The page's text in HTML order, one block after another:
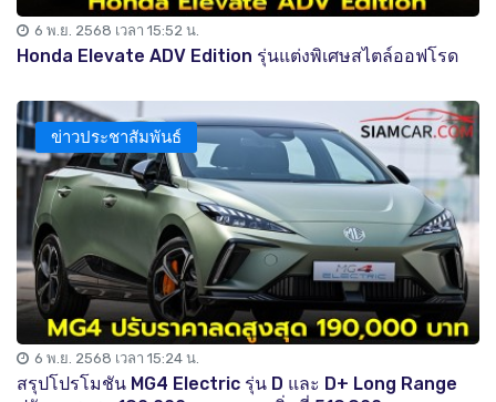
6 พ.ย. 2568 เวลา 15:52 น.
Honda Elevate ADV Edition รุ่นแต่งพิเศษสไตล์ออฟโรด
ข่าวประชาสัมพันธ์
6 พ.ย. 2568 เวลา 15:24 น.
สรุปโปรโมชัน MG4 Electric รุ่น D และ D+ Long Range